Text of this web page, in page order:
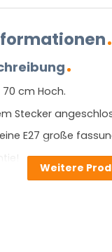
cm Hoch.
Stecker
E27 große
Weitere